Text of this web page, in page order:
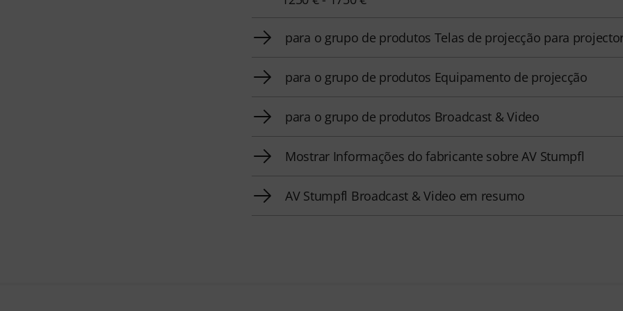
para o grupo de produtos Telas de projecção para
para o grupo de produtos Equipamento de projecção
para o grupo de produtos Broadcast & Video
Mostrar Informações do fabricante sobre AV Stumpfl
AV Stumpfl Broadcast & Video em resumo